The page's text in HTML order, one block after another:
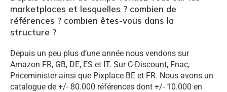
marketplaces et lesquelles ? combien de
références ? combien êtes-vous dans la
structure ?
Depuis un peu plus d’une année nous vendons sur
Amazon FR, GB, DE, ES et IT. Sur C-Discount, Fnac,
Priceminister ainsi que Pixplace BE et FR. Nous avons un
catalogue de +/- 80.000 références dont +/- 10.000 en